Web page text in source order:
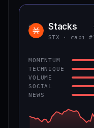
CAP. MARCHÉ
VAR. 7 J
VS ATH
−55,9 %
CONFIANCE
STX Stacks
STX · capi
MOMENTUM
TECHNIQUE
VOLUME
SOCIAL
NEWS